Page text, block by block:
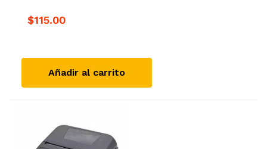
$115.00
Añadir al carrito